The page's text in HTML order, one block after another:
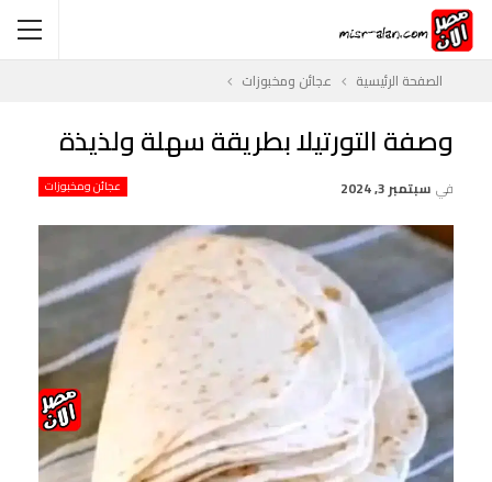
الصفحة الرئيسية عجائن ومخبوزات
وصفة التورتيلا بطريقة سهلة ولذيذة
عجائن ومخبوزات في سبتمبر 3, 2024